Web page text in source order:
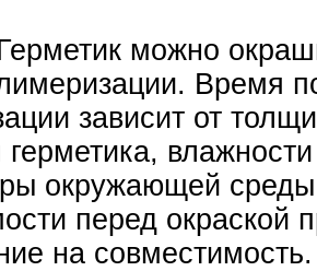
можно
Время
зависит от
окружающей
перед окраской
на совместимость.